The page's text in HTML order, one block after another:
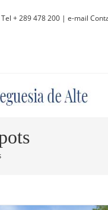
Tel + 289 478 200| e-mail